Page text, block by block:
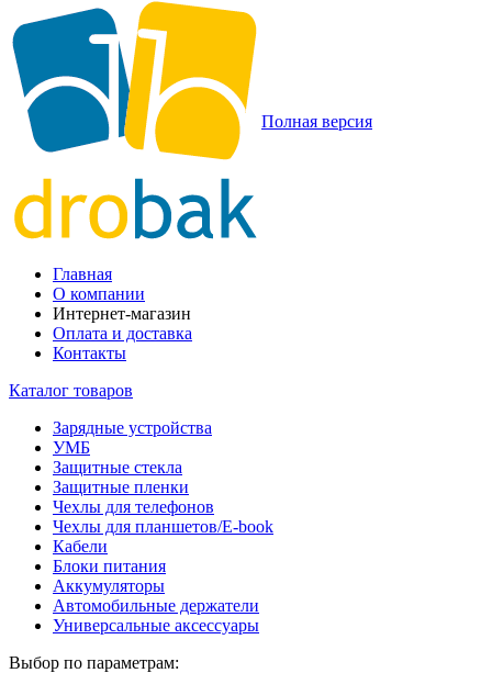
Полная версия
Главная
О компании
Интернет-магазин
Оплата и доставка
Контакты
Каталог товаров
Зарядные устройства
УМБ
Защитные стекла
Защитные пленки
Чехлы для телефонов
Чехлы для планшетов/E-book
Кабели
Блоки питания
Аккумуляторы
Автомобильные держатели
Универсальные аксессуары
Выбор по параметрам: